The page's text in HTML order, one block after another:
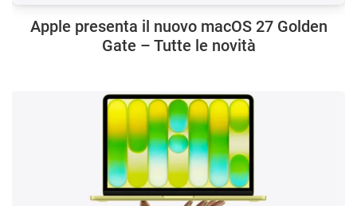
Apple presenta il nuovo macOS 27 Golden
Gate – Tutte le novità